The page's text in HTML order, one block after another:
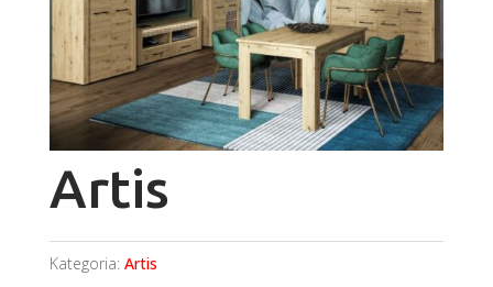
Artis
Kategoria: Artis